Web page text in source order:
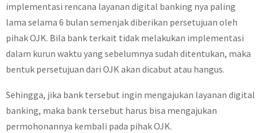
implementasi rencana layanan digital banking nya paling
lama selama 6 bulan semenjak diberikan persetujuan oleh
pihak OJK. Bila bank terkait tidak melakukan implementasi
dalam kurun waktu yang sebelumnya sudah ditentukan, maka
bentuk persetujuan dari OJK akan dicabut atau hangus.
Sehingga, jika bank tersebut ingin mengajukan layanan digital
banking, maka bank tersebut harus bisa mengajukan
permohonannya kembali pada pihak OJK.